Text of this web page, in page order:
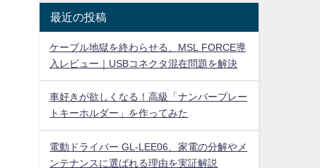
最近の投稿
ケーブル地獄を終わらせる、MSL FORCE導
入レビュー｜USBコネクタ混在問題を解決
車好きが欲しくなる！高級「ナンバープレー
トキーホルダー」を作ってみた
電動ドライバー GL-LEE06、家電の分解やメ
ンテナンスに選ばれる理由を実証解説